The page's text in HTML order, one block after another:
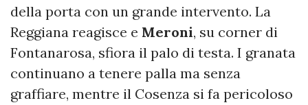
della porta con un grande intervento. La
Reggiana reagisce e Meroni, su corner di
Fontanarosa, sfiora il palo di testa. I granata
continuano a tenere palla ma senza
graffiare, mentre il Cosenza si fa pericoloso